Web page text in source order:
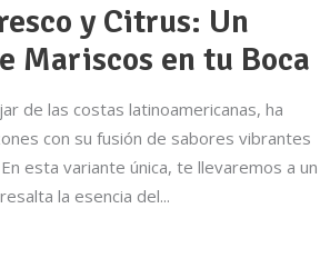
y Citrus: Un
Mariscos en tu Boca
de las costas latinoamericanas, ha
con su fusión de sabores vibrantes
esta variante única, te llevaremos a un
la esencia del